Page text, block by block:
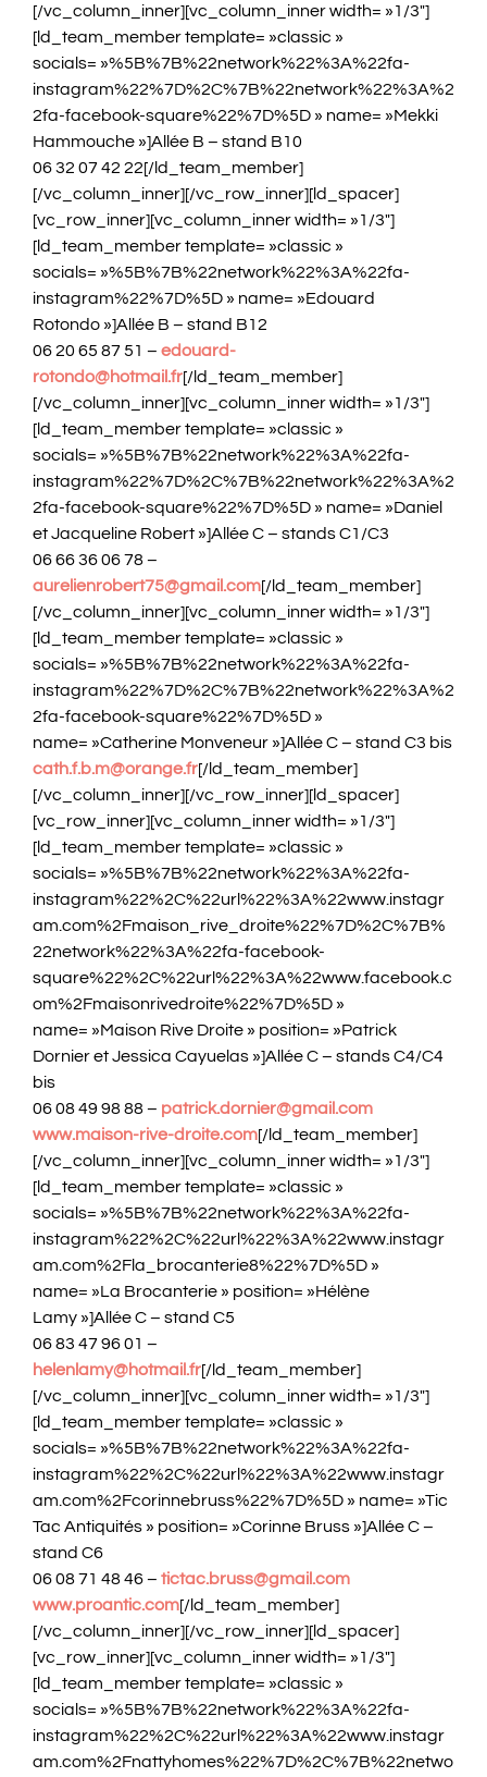
[/vc_column_inner][vc_column_inner width= »1/3″]
[ld_team_member template= »classic »
socials= »%5B%7B%22network%22%3A%22fa-
instagram%22%7D%2C%7B%22network%22%3A%2
2fa-facebook-square%22%7D%5D » name= »Mekki
Hammouche »]Allée B – stand B10
06 32 07 42 22[/ld_team_member]
[/vc_column_inner][/vc_row_inner][ld_spacer]
[vc_row_inner][vc_column_inner width= »1/3″]
[ld_team_member template= »classic »
socials= »%5B%7B%22network%22%3A%22fa-
instagram%22%7D%5D » name= »Edouard
Rotondo »]Allée B – stand B12
06 20 65 87 51 – edouard-
rotondo@hotmail.fr[/ld_team_member]
[/vc_column_inner][vc_column_inner width= »1/3″]
[ld_team_member template= »classic »
socials= »%5B%7B%22network%22%3A%22fa-
instagram%22%7D%2C%7B%22network%22%3A%2
2fa-facebook-square%22%7D%5D » name= »Daniel
et Jacqueline Robert »]Allée C – stands C1/C3
06 66 36 06 78 –
aurelienrobert75@gmail.com[/ld_team_member]
[/vc_column_inner][vc_column_inner width= »1/3″]
[ld_team_member template= »classic »
socials= »%5B%7B%22network%22%3A%22fa-
instagram%22%7D%2C%7B%22network%22%3A%2
2fa-facebook-square%22%7D%5D »
name= »Catherine Monveneur »]Allée C – stand C3 bis
cath.f.b.m@orange.fr[/ld_team_member]
[/vc_column_inner][/vc_row_inner][ld_spacer]
[vc_row_inner][vc_column_inner width= »1/3″]
[ld_team_member template= »classic »
socials= »%5B%7B%22network%22%3A%22fa-
instagram%22%2C%22url%22%3A%22www.instagr
am.com%2Fmaison_rive_droite%22%7D%2C%7B%
22network%22%3A%22fa-facebook-
square%22%2C%22url%22%3A%22www.facebook.c
om%2Fmaisonrivedroite%22%7D%5D »
name= »Maison Rive Droite » position= »Patrick
Dornier et Jessica Cayuelas »]Allée C – stands C4/C4
bis
06 08 49 98 88 – patrick.dornier@gmail.com
www.maison-rive-droite.com[/ld_team_member]
[/vc_column_inner][vc_column_inner width= »1/3″]
[ld_team_member template= »classic »
socials= »%5B%7B%22network%22%3A%22fa-
instagram%22%2C%22url%22%3A%22www.instagr
am.com%2Fla_brocanterie8%22%7D%5D »
name= »La Brocanterie » position= »Hélène
Lamy »]Allée C – stand C5
06 83 47 96 01 –
helenlamy@hotmail.fr[/ld_team_member]
[/vc_column_inner][vc_column_inner width= »1/3″]
[ld_team_member template= »classic »
socials= »%5B%7B%22network%22%3A%22fa-
instagram%22%2C%22url%22%3A%22www.instagr
am.com%2Fcorinnebruss%22%7D%5D » name= »Tic
Tac Antiquités » position= »Corinne Bruss »]Allée C –
stand C6
06 08 71 48 46 – tictac.bruss@gmail.com
www.proantic.com[/ld_team_member]
[/vc_column_inner][/vc_row_inner][ld_spacer]
[vc_row_inner][vc_column_inner width= »1/3″]
[ld_team_member template= »classic »
socials= »%5B%7B%22network%22%3A%22fa-
instagram%22%2C%22url%22%3A%22www.instagr
am.com%2Fnattyhomes%22%7D%2C%7B%22netwo